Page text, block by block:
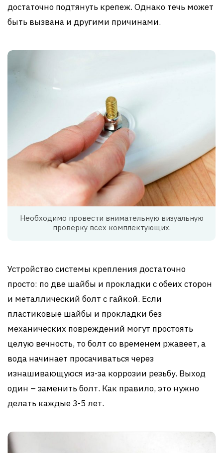
достаточно подтянуть крепеж. Однако течь может
быть вызвана и другими причинами.
Необходимо провести внимательную визуальную
проверку всех комплектующих.
Устройство системы крепления достаточно
просто: по две шайбы и прокладки с обеих сторон
и металлический болт с гайкой. Если
пластиковые шайбы и прокладки без
механических повреждений могут простоять
целую вечность, то болт со временем ржавеет, а
вода начинает просачиваться через
изнашивающуюся из-за коррозии резьбу. Выход
один – заменить болт. Как правило, это нужно
делать каждые 3-5 лет.